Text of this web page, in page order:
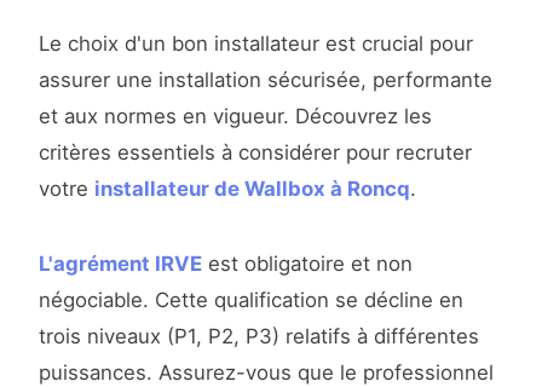
Le choix d'un bon installateur est crucial pour
assurer une installation sécurisée, performante
et aux normes en vigueur. Découvrez les
critères essentiels à considérer pour recruter
votre installateur de Wallbox à Roncq.
L'agrément IRVE est obligatoire et non
négociable. Cette qualification se décline en
trois niveaux (P1, P2, P3) relatifs à différentes
puissances. Assurez-vous que le professionnel